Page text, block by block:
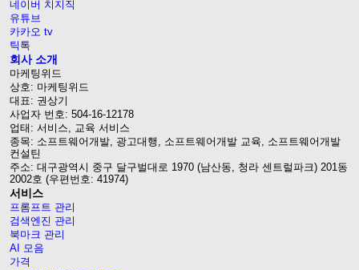
네이버 치지직
유튜브
카카오 tv
틱톡
회사 소개
마케팅위드
상호: 마케팅위드
대표: 권상기
사업자 번호: 504-16-12178
업태: 서비스, 교육 서비스
종목: 소프트웨어개발, 광고대행, 소프트웨어개발 교육, 소프트웨어개발
컨설틴
주소: 대구광역시 중구 달구벌대로 1970 (남산동, 청라 센트럴파크) 201동
2002호 (우편번호: 41974)
서비스
프롬프트 관리
검색엔진 관리
북마크 관리
AI 모음
가격